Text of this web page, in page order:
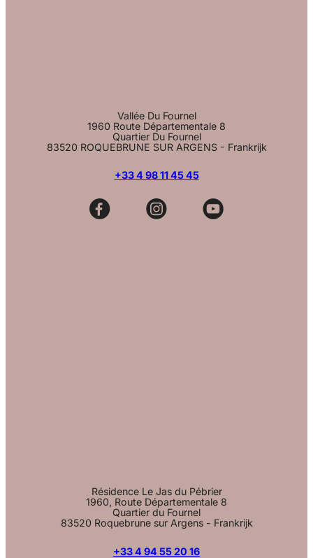
Vallée Du Fournel
1960 Route Départementale 8
Quartier Du Fournel
83520 ROQUEBRUNE SUR ARGENS - Frankrijk
+33 4 98 11 45 45
Résidence Le Jas du Pébrier
1960, Route Départementale 8
Quartier du Fournel
83520 Roquebrune sur Argens - Frankrijk
+33 4 94 55 20 16